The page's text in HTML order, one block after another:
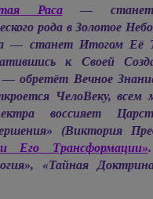
Раса— станет
рода в Золотое
— станет Итогом Её
к Своей
— обретёт Вечное
ЧелоВеку, всем
воссияет
(Виктория
Трансформации»
«Тайная